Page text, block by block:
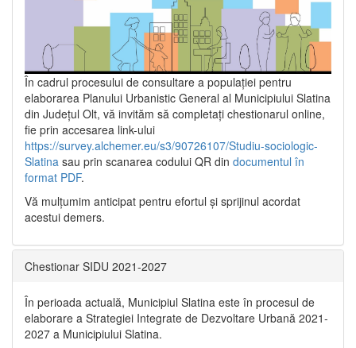
În cadrul procesului de consultare a populaţiei pentru
elaborarea Planului Urbanistic General al Municipiului Slatina
din Județul Olt, vă invităm să completați chestionarul online,
fie prin accesarea link-ului
https://survey.alchemer.eu/s3/90726107/Studiu-sociologic-
Slatina sau prin scanarea codului QR din documentul în
format PDF.
Vă mulţumim anticipat pentru efortul şi sprijinul acordat
acestui demers.
Chestionar SIDU 2021-2027
În perioada actuală, Municipiul Slatina este în procesul de
elaborare a Strategiei Integrate de Dezvoltare Urbană 2021‐
2027 a Municipiului Slatina.